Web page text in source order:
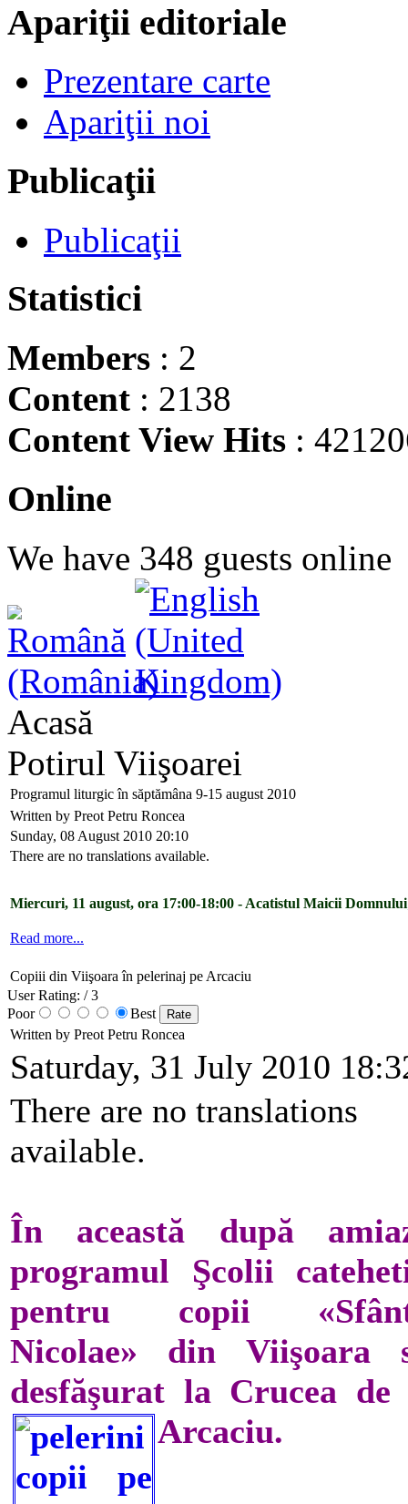
Apariţii editoriale
Prezentare carte
Apariţii noi
Publicaţii
Publicaţii
Statistici
Members : 2
Content : 2138
Content View Hits :
Online
We have 348 guests online
Acasă
Potirul Viişoarei
Programul liturgic în săptămâna 9-15 august 2010
Written by Preot Petru Roncea
Sunday, 08 August 2010 20:10
There are no translations available.
Miercuri, 11 august, ora 17:00-18:00 - Acatistul Maicii
Read more...
Copiii din Viişoara în pelerinaj pe Arcaciu
User Rating: / 3
Poor
Best
Written by Preot Petru Roncea
Saturday, 31 July 2010
There are no translations
available.
În această după
programul Şcolii
pentru copii
Nicolae» din Viişoara
desfăşurat la Crucea de
Arcaciu.